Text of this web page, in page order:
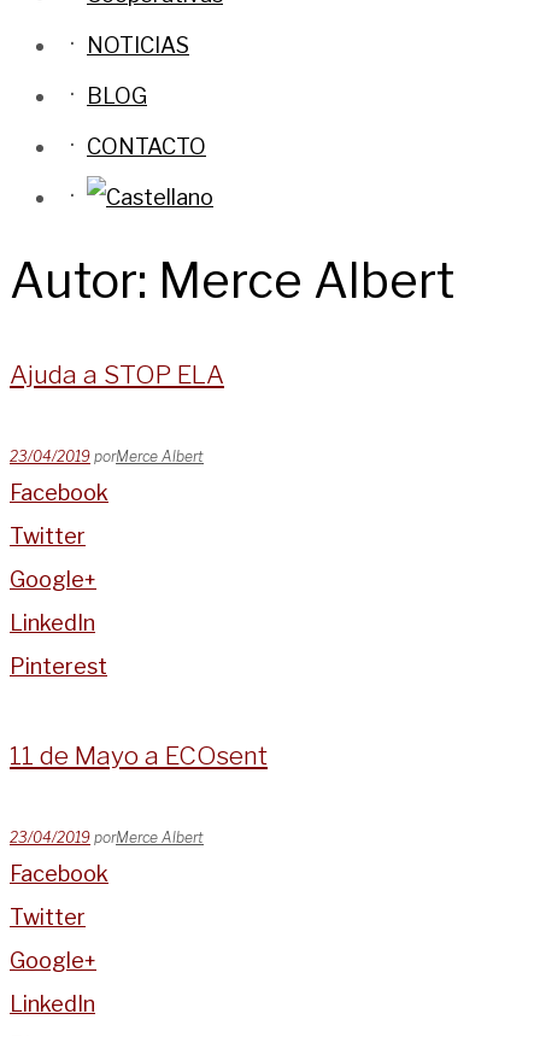
NOTICIAS
BLOG
CONTACTO
Autor: Merce Albert
Ajuda a STOP ELA
23/04/2019 porMerce Albert
Facebook
Twitter
Google+
LinkedIn
Pinterest
11 de Mayo a ECOsent
23/04/2019 porMerce Albert
Facebook
Twitter
Google+
LinkedIn